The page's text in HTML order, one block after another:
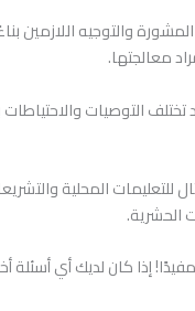
والتوجيه اللازمين
معالجتها.
التوصيات والاحتياطات
للتعليمات المحلية
الحشرية.
إذا كان لديك أي أسئلة